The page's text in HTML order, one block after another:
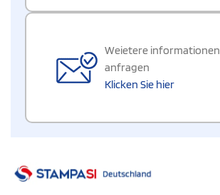
Weietere informationen
anfragen
Klicken Sie hier